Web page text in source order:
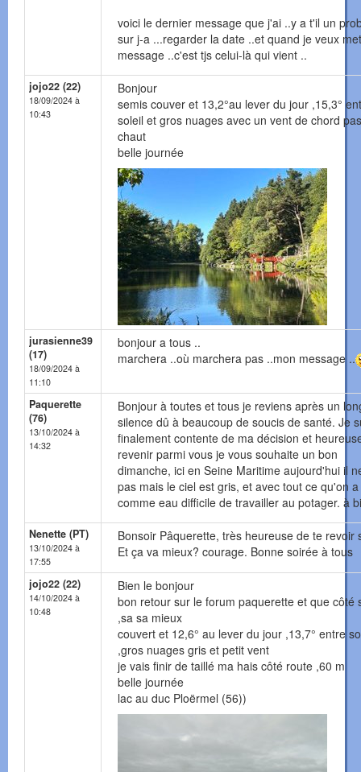
voici le dernier message que j'ai ..y a t'il un
sur j-a ...regarder la date ..et quand je veux
message ..c'est tjs celui-là qui vient ..
jojo22 (22)
18/09/2024 à
10:43
Bonjour
semis couver et 13,2°au lever du jour ,15,3°
soleil et gros nuages avec un vent de chord
chaut
belle journée
jurasienne39
(17)
18/09/2024 à
11:10
bonjour a tous ..
marchera ..où marchera pas ..mon message ..
Paquerette
(76)
13/10/2024 à
14:32
Bonjour à toutes et tous je reviens après un
silence dû à beaucoup de soucis de santé. Je
finalement contente de ma décision et
revenir parmi vous je vous souhaite un bon
dimanche, ici en Seine Maritime aujourd'hui il
pas mais le ciel est gris, et avec tout ce qu'on
comme eau difficile de travailler au potager. à
Nenette (PT)
13/10/2024 à
17:55
Bonsoir Pâquerette, très heureuse de te revoir
Et ça va mieux? courage. Bonne soirée à tous
jojo22 (22)
14/10/2024 à
10:48
Bien le bonjour
bon retour sur le forum paquerette et que côté
,sa sa mieux
couvert et 12,6° au lever du jour ,13,7° entre
,gros nuages gris et petit vent
je vais finir de taillé ma hais côté route ,60 m
belle journée
lac au duc Ploërmel (56))